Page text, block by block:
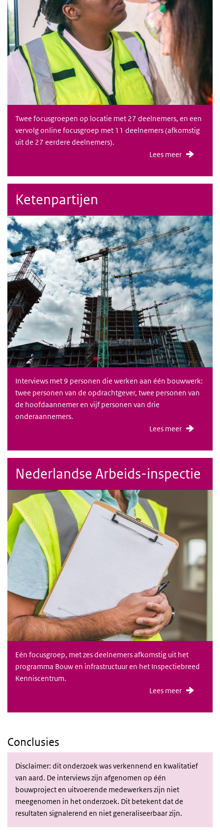
Twee focusgroepen op locatie met 27 deelnemers, en een
vervolg online focusgroep met 11 deelnemers (afkomstig
uit de 27 eerdere deelnemers).
Lees meer
Ketenpartijen
Interviews met 9 personen die werken aan één bouwwerk:
twee personen van de opdrachtgever, twee personen van
de hoofdaannemer en vijf personen van drie
onderaannemers.
Lees meer
Nederlandse Arbeids-inspectie
Eén focusgroep, met zes deelnemers afkomstig uit het
programma Bouw en infrastructuur en het Inspectiebreed
Kenniscentrum.
Lees meer
Conclusies
Disclaimer: dit onderzoek was verkennend en kwalitatief
van aard. De interviews zijn afgenomen op één
bouwproject en uitvoerende medewerkers zijn niet
meegenomen in het onderzoek. Dit betekent dat de
resultaten signalerend en niet generaliseerbaar zijn.